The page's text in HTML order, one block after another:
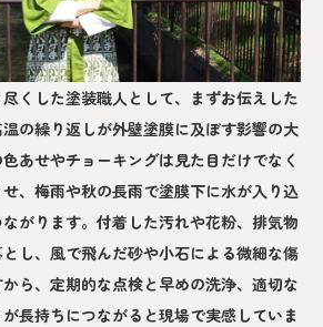
くした塗装職人として、まずお伝えした
の繰り返しが外壁塗膜に及ぼす影響の大
あせやチョーキングは見た目だけでなく
、梅雨や秋の長雨で塗膜下に水が入り込
がります。付着した汚れや花粉、排気物
し、風で飛んだ砂や小石による微細な傷
ら、定期的な点検と早めの洗浄、適切な
長持ちにつながると現場で実感していま